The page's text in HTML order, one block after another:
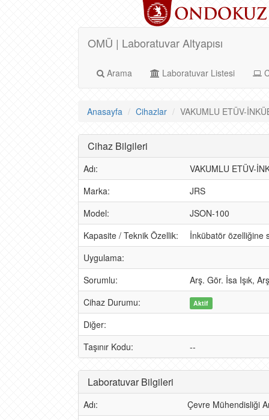
OMÜ | Laboratuvar Altyapısı
Arama Laboratuvar Listesi
Anasayfa Cihazlar VAKUMLU ETÜV-
Cihaz Bilgileri
Adı:
VAKUMLU ETÜV-
Marka:
JRS
Model:
JSON-100
Kapasite / Teknik Özellik:
İnkübatör özelliğine
Uygulama:
Sorumlu:
Arş. Gör. İsa Işık,
Cihaz Durumu:
Aktif
Diğer:
Taşınır Kodu:
--
Laboratuvar Bilgileri
Adı:
Çevre Mühendisliği